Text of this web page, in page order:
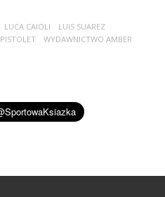
LUCA CAIOLI
LUIS SUAREZ
PISTOLET WYDAWNICTWO AMBER